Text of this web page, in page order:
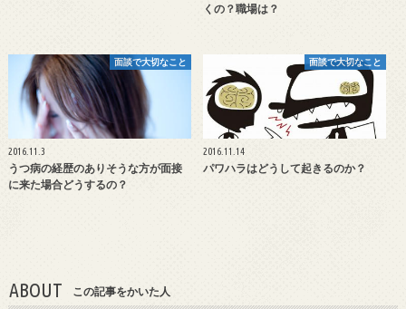
くの？職場は？
面談で大切なこと
2016.11.3
うつ病の経歴のありそうな方が面接
に来た場合どうするの？
面談で大切なこと
2016.11.14
パワハラはどうして起きるのか？
ABOUT この記事をかいた人